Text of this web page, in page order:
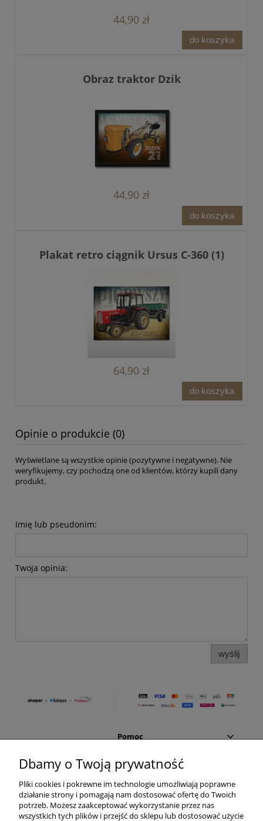
44,90 zł
do koszyka
Obraz traktor Dzik
44,90 zł
do koszyka
Plakat retro ciągnik Ursus C-360 (1)
64,90 zł
do koszyka
Opinie o produkcie (0)
Wyświetlane są wszystkie opinie (pozytywne i negatywne). Nie
weryfikujemy, czy pochodzą one od klientów, którzy kupili dany
produkt.
Imię lub pseudonim:
Twoja opinia:
wyślij
Pomoc
Moje konto
Płatności i dostawa
Dbamy o Twoją prywatność
Pliki cookies i pokrewne im technologie umożliwiają poprawne
działanie strony i pomagają nam dostosować ofertę do Twoich
potrzeb. Możesz zaakceptować wykorzystanie przez nas
wszystkich tych plików i przejść do sklepu lub dostosować użycie